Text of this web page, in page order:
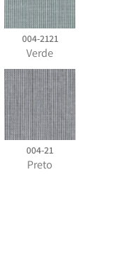
004-2121
Verde
004-21
Preto